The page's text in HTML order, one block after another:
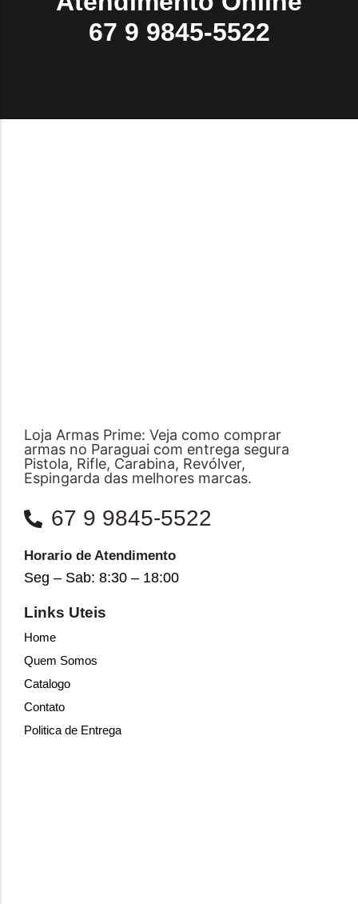
67 9 9845-5522
Loja Armas Prime: Veja como comprar
armas no Paraguai com entrega segura
Pistola, Rifle, Carabina, Revólver,
Espingarda das melhores marcas.
67 9 9845-5522
Horario de Atendimento
Seg – Sab: 8:30 – 18:00
Links Uteis
Home
Quem Somos
Catalogo
Contato
Politica de Entrega